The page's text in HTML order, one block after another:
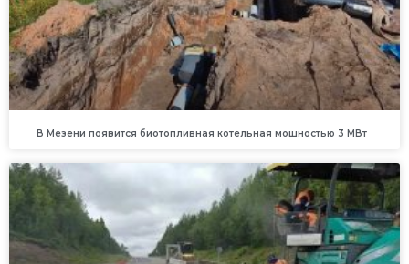
В Мезени появится биотопливная котельная мощностью 3 МВт